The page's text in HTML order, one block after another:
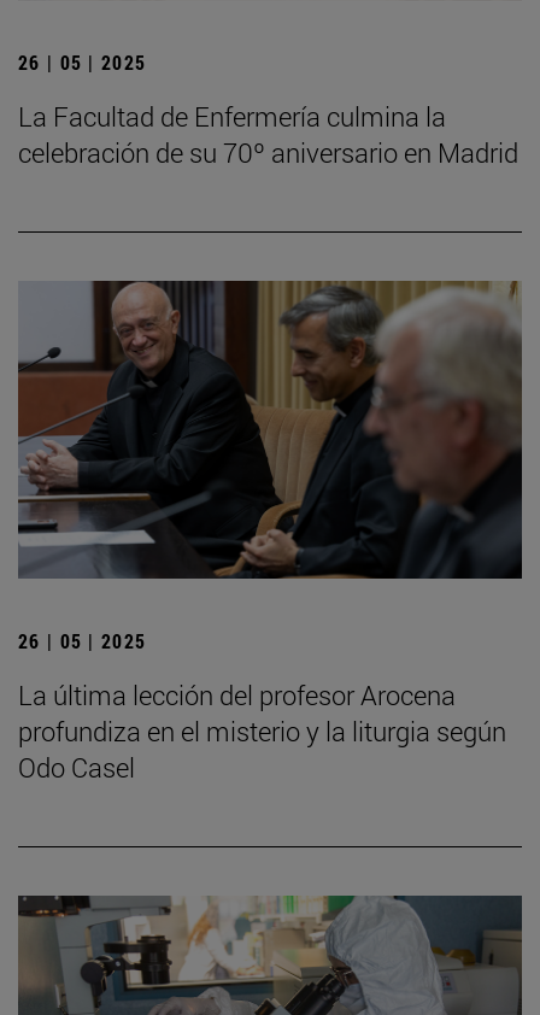
26 | 05 | 2025
La Facultad de Enfermería culmina la
celebración de su 70º aniversario en Madrid
26 | 05 | 2025
La última lección del profesor Arocena
profundiza en el misterio y la liturgia según
Odo Casel